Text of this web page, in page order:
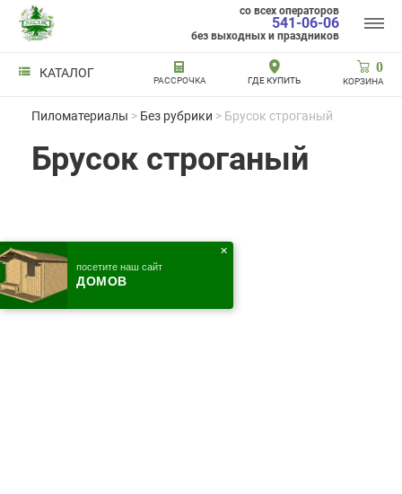
КАТАЛОГ
РАССРОЧКА ГДЕ КУПИТЬ
со всех операторов
541-06-06
без выходных и праздников
0
КОРЗИНА
Пиломатериалы > Без рубрики > Брусок строганый
Брусок строганый
посетите наш сайт
ДОМОВ
✕